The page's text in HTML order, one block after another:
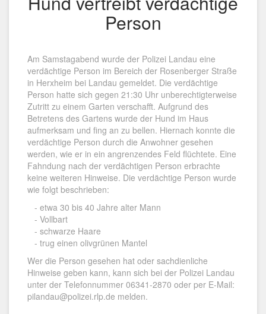
Person
Am Samstagabend wurde der Polizei Landau eine
verdächtige Person im Bereich der Rosenberger Straße
in Herxheim bei Landau gemeldet. Die verdächtige
Person hatte sich gegen 21:30 Uhr unberechtigterweise
Zutritt zu einem Garten verschafft. Aufgrund des
Betretens des Gartens wurde der Hund im Haus
aufmerksam und fing an zu bellen. Hiernach konnte die
verdächtige Person durch die Anwohner gesehen
werden, wie er in ein angrenzendes Feld flüchtete. Eine
Fahndung nach der verdächtigen Person erbrachte
keine weiteren Hinweise. Die verdächtige Person wurde
wie folgt beschrieben:
- etwa 30 bis 40 Jahre alter Mann
- Vollbart
- schwarze Haare
- trug einen olivgrünen Mantel
Wer die Person gesehen hat oder sachdienliche
Hinweise geben kann, kann sich bei der Polizei Landau
unter der Telefonnummer 06341-2870 oder per E-Mail:
pilandau@polizei.rlp.de melden.